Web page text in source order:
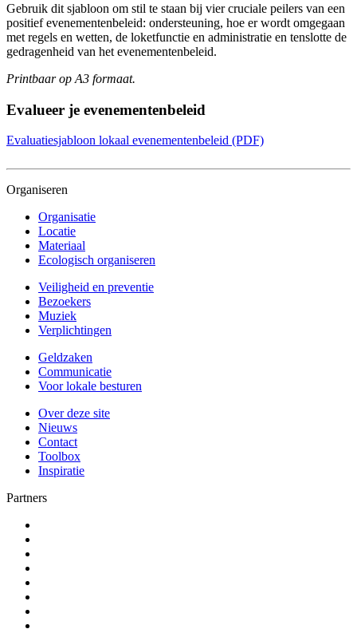
Gebruik dit sjabloon om stil te staan bij vier cruciale peilers van een
positief evenementenbeleid: ondersteuning, hoe er wordt omgegaan
met regels en wetten, de loketfunctie en administratie en tenslotte de
gedragenheid van het evenementenbeleid.
Printbaar op A3 formaat.
Evalueer je evenementenbeleid
Evaluatiesjabloon lokaal evenementenbeleid (PDF)
Organiseren
Organisatie
Locatie
Materiaal
Ecologisch organiseren
Veiligheid en preventie
Bezoekers
Muziek
Verplichtingen
Geldzaken
Communicatie
Voor lokale besturen
Over deze site
Nieuws
Contact
Toolbox
Inspiratie
Partners